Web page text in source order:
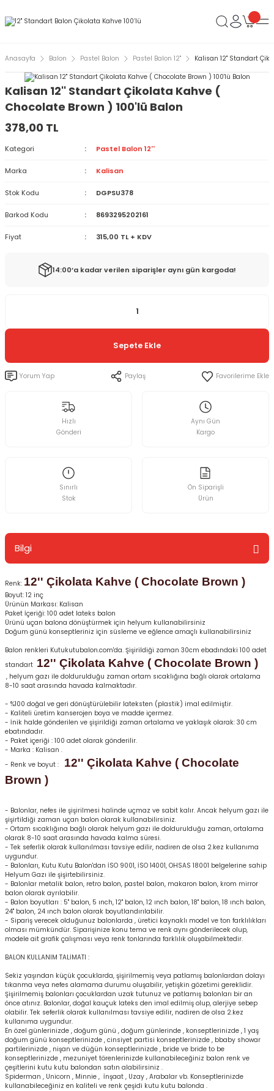
Anasayfa Balon Pastel Balon Pastel Balon 12'' Kalisan 12'' Standart
Kalisan 12'' Standart Çikolata Kahve (
Chocolate Brown ) 100'lü Balon
378,00 TL
Kategori Pastel Balon 12''
Marka Kalisan
Stok Kodu DGPSU378
Barkod Kodu 8693295202161
Fiyat 315,00 TL + KDV
14:00’a kadar verilen siparişler aynı gün kargoda!
Sepete Ekle
Yorum Yap Paylaş
Hızlı
Gönderi
Aynı Gün
Kargo
Sınırlı
Stok
Ön Siparişli
Ürün
Bilgi
Renk: 12'' Çikolata Kahve ( Chocolate Brown )
Boyut: 12 inç
Ürünün Markası: Kalisan
Paket İçeriği: 100 adet lateks balon
Ürünü uçan balona dönüştürmek için helyum kullanabilirsiniz
Doğum günü konseptleriniz için süsleme ve eğlence amaçlı kullanabilirsiniz
Balon renkleri Kutukutubalon.com'da. Şişirildiği zaman 30cm ebadındaki 100 adet
standart 12'' Çikolata Kahve ( Chocolate Brown )
, helyum gazı ile doldurulduğu zaman ortam sıcaklığına bağlı olarak ortalama
8-10 saat arasında havada kalmaktadır.
- %100 doğal ve geri dönüştürülebilir lateksten (plastik) imal edilmiştir.
- Kaliteli üretim kanserojen boya ve madde içermez.
- İnik halde gönderilen ve şişirildiği zaman ortalama ve yaklaşık olarak: 30 cm
ebatındadır.
- Paket içeriği : 100 adet olarak gönderilir.
- Marka : Kalisan .
- Renk ve boyut : 12'' Çikolata Kahve ( Chocolate
Brown )
- Balonlar, nefes ile şişirilmesi halinde uçmaz ve sabit kalır. Ancak helyum gazı ile
şişirtildiği zaman uçan balon olarak kullanabilirsiniz.
- Ortam sıcaklığına bağlı olarak helyum gazı ile doldurulduğu zaman, ortalama
olarak 8-10 saat arasında havada kalma süresi.
- Tek seferlik olarak kullanılması tavsiye edilir, nadiren de olsa 2.kez kullanıma
uygundur.
- Balonları, Kutu Kutu Balon'dan İSO 9001, İSO 14001, OHSAS 18001 belgelerine sahip
Helyum Gazı ile şişirtebilirsiniz.
- Balonlar metalik balon, retro balon, pastel balon, makaron balon, krom mirror
balon olarak ayrılabilir.
- Balon boyutları : 5'' balon, 5 ınch, 12'' balon, 12 ınch balon, 18'' balon, 18 ınch balon,
24'' balon, 24 ınch balon olarak boyutlandırılabilir.
- Sipariş verecek olduğunuz balonlarda , üretici kaynaklı model ve ton farklılıkları
olması mümkündür. Siparişinize konu tema ve renk aynı gönderilecek olup,
modele ait grafik çalışması veya renk tonlarında farklılık oluşabilmektedir.
BALON KULLANIM TALİMATI :
Sekiz yaşından küçük çocuklarda, şişirilmemiş veya patlamış balonlardan dolayı
tıkanma veya nefes alamama durumu oluşabilir, yetişkin gözetimi gereklidir.
Şişirilmemiş balonları çocuklardan uzak tutunuz ve patlamış balonları bir an
önce atınız. Balonlar, doğal kauçuk lateks den imal edilmiş olup, alerjiye sebep
olabilir. Tek seferlik olarak kullanılması tavsiye edilir, nadiren de olsa 2.kez
kullanıma uygundur.
En özel günlerinizde , doğum günü , doğum günlerinde , konseptlerinizde , 1 yaş
doğum günü konseptlerinizde , cinsiyet partisi konseptlerinizde , bbaby showar
partilerinizde , nişan ve düğün konseptlerinizde , bride ve bride to be
konseptlerinizde , mezuniyet törenlerinizde kullanabileceğiniz balon renk ve
çeşitlerini kutu kutu balondan satın alabilirsiniz .
Spiderman , Unicorn , Minnie , İnşaat , Uzay , Arabalar vb. Konseptlerinizde
kullanabileceğiniz en kaliteli ve renk çeşidi kutu kutu balonda .